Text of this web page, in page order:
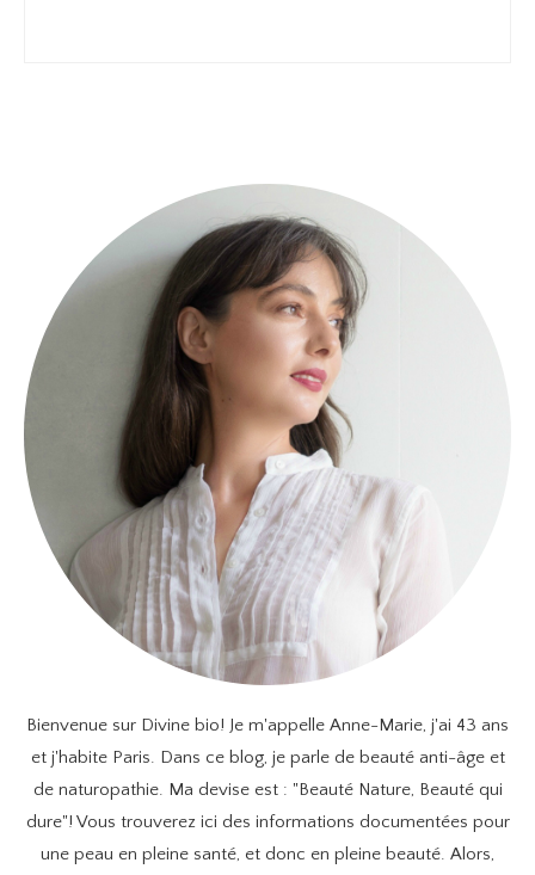
Bienvenue sur Divine bio! Je m'appelle Anne-Marie, j'ai 43 ans
et j'habite Paris. Dans ce blog, je parle de beauté anti-âge et
de naturopathie. Ma devise est : "Beauté Nature, Beauté qui
dure"! Vous trouverez ici des informations documentées pour
une peau en pleine santé, et donc en pleine beauté. Alors,